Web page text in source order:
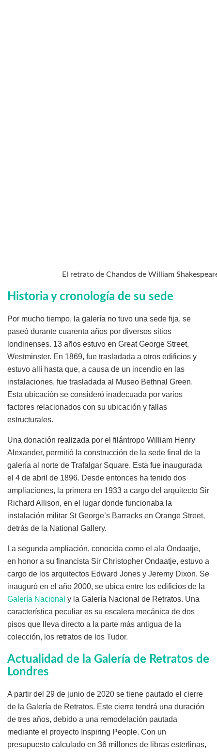
El retrato de Chandos de William
Historia y cronología de su sede
Por mucho tiempo, la galería no tuvo una sede fija, se
paseó durante cuarenta años por diversos sitios
londinenses. 13 años estuvo en Great George Street,
Westminster. En 1869, fue trasladada a otros edificios y
estuvo allí hasta que, a causa de un incendio en las
instalaciones, fue trasladada al Museo Bethnal Green.
Esta ubicación se consideró inadecuada por varios
factores relacionados con su ubicación y fallas
estructurales.
Una donación realizada por el filántropo William Henry
Alexander, permitió la construcción de la sede final de la
galería al norte de Trafalgar Square. Esta fue inaugurada
el 4 de abril de 1896. Desde entonces ha tenido dos
ampliaciones, la primera en 1933 a cargo del arquitecto Sir
Richard Allison, en el lugar donde funcionaba la
instalación militar St George’s Barracks en Orange Street,
detrás de la National Gallery.
La segunda ampliación, conocida como el ala Ondaatje,
en honor a su financista Sir Christopher Ondaatje, estuvo a
cargo de los arquitectos Edward Jones y Jeremy Dixon. Se
inauguró en el año 2000, se ubica entre los edificios de la
Galería Nacional y la Galería Nacional de Retratos. Una
característica peculiar es su escalera mecánica de dos
pisos que lleva directo a la parte más antigua de la
colección, los retratos de los Tudor.
Actualidad de la Galería de Retratos de
Londres
A partir del 29 de junio de 2020 se tiene pautado el cierre
de la Galería de Retratos. Este cierre tendrá una duración
de tres años, debido a una remodelación pautada
mediante el proyecto Inspiring People. Con un
presupuesto calculado en 36 millones de libras esterlinas,